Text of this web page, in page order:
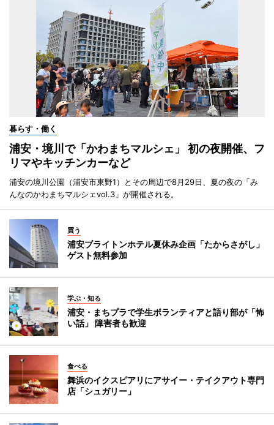
暮らす・働く
浦安・境川で「かわまちマルシェ」 初の夜開催、フ
リマやキッチンカーなど
浦安の境川公園（浦安市東野1）とその周辺で8月29日、夏の夜の「み
んなのかわまちマルシェvol.3」が開催される。
買う
浦安ブライトンホテル夏休み企画「たからさがし」
ゲスト無料参加
学ぶ・知る
浦安・まちプラで学生ボランティアと語り部が「怖
い話」 障害者も歓迎
食べる
舞浜のイクスピアリにアサイー・テイクアウト専門
店「シュガリー」